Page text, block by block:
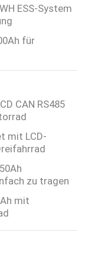
ESS-System
für
CAN RS485
mit LCD-
zu tragen
mit